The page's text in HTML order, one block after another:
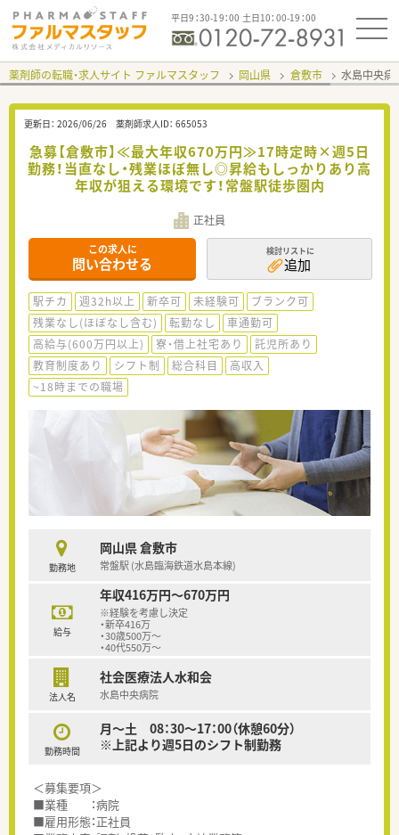
平日9：30-19：00 土日10：00-19：00
薬剤師の転職・求人サイト ファルマスタッフ 岡山県 倉敷市 水島中央病
更新日： 2026/06/26 薬剤師求人ID： 665053
急募【倉敷市】≪最大年収670万円≫17時定時×週5日
勤務！当直なし・残業ほぼ無し◎昇給もしっかりあり高
年収が狙える環境です！常盤駅徒歩圏内
正社員
この求人に
問い合わせる
検討リストに
追加
駅チカ 週32h以上 新卒可 未経験可
ブランク可
残業なし(ほぼなし含む)
転勤なし
車通勤可
高給与(600万円以上)
寮・借上社宅あり
託児所あり
教育制度あり
シフト制 総合科目
高収入
~18時までの職場
勤務地
岡山県 倉敷市
常盤駅 (水島臨海鉄道水島本線)
給与
年収416万円～670万円
※経験を考慮し決定
・新卒416万
・30歳500万～
・40代550万～
法人名
社会医療法人水和会
水島中央病院
勤務時間
月～土 08：30～17：00（休憩60分）
※上記より週5日のシフト制勤務
＜募集要項＞
■業種 ：病院
■雇用形態：正社員